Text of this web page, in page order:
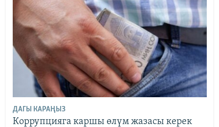
ДАГЫ КАРАҢЫЗ
Коррупцияга каршы өлүм жазасы керек